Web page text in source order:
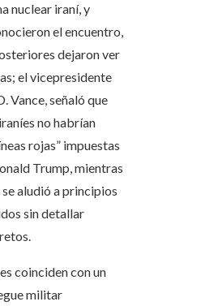
nuclear iraní, y
el encuentro,
dejaron ver
el vicepresidente
Vance, señaló que
no habrían
rojas” impuestas
Trump, mientras
aludió a principios
sin detallar
coinciden con un
militar